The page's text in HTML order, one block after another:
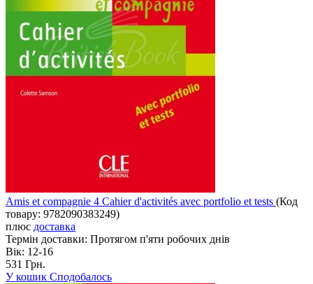
Amis et compagnie 4 Cahier d'activités avec portfolio et tests (Код
товару: 9782090383249)
плюс доставка
Термін доставки: Протягом п'яти робочих днів
Вік: 12-16
531 Грн.
У кошик Сподобалось